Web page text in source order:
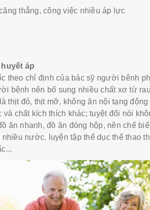
thẳng, công việc nhiều áp lực
áp
theo chỉ định của bác sỹ người bênh
bệnh nên bổ sung nhiều chất xơ từ
thịt đỏ, thịt mỡ, không ăn nội tạng
và chất kích thích khác; tuyệt đối nói
ăn nhanh, đồ ăn đóng hộp, nên chế
nhiều nước. luyện tập thể dục thể thao